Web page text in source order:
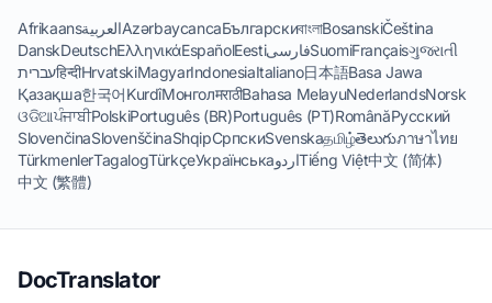
AfrikaansالعربيةAzərbaycancaБългарскиবাংলাBosanskiČeština
DanskDeutschΕλληνικάEspañolEestiفارسیSuomiFrançaisગુજરાતી
עבריתहिन्दीHrvatskiMagyarIndonesiaItaliano日本語Basa Jawa
Қазақша한국어KurdîМонголमराठीBahasa MelayuNederlandsNorsk
ଓଡିଆਪੰਜਾਬੀPolskiPortuguês (BR)Português (PT)RomânăРусский
SlovenčinaSlovenščinaShqipСрпскиSvenskaதமிழ்తెలుగుภาษาไทย
TürkmenlerTagalogTürkçeУкраїнськаاردوTiếng Việt中文 (简体)
中文 (繁體)
DocTranslator